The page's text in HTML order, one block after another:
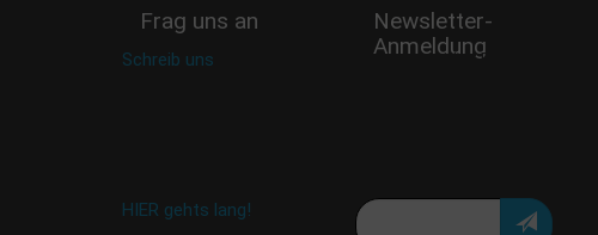
Frag uns an
Schreib uns
HIER gehts lang!
Newsletter-
Anmeldung
Verpasse keine Rabatt-